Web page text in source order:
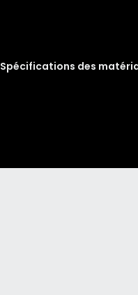
Spécifications des